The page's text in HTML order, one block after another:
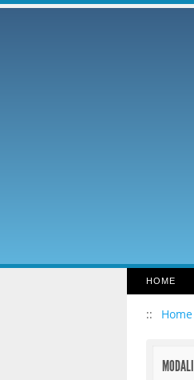
HOME
:: Home